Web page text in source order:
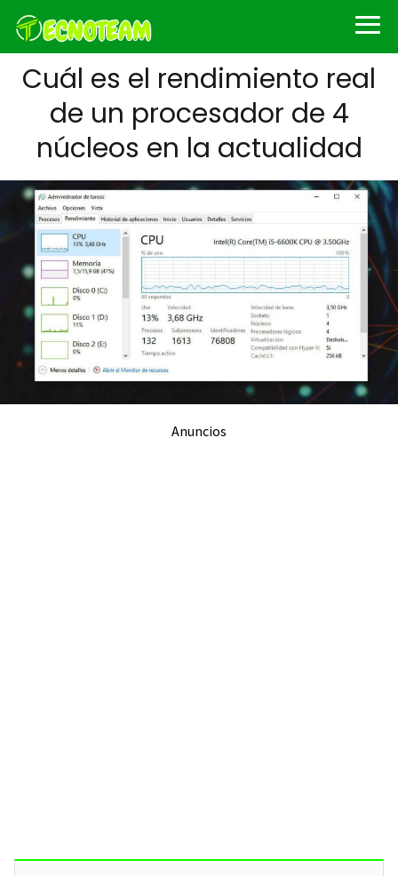
Cuál es el rendimiento real
de un procesador de 4
núcleos en la actualidad
Anuncios